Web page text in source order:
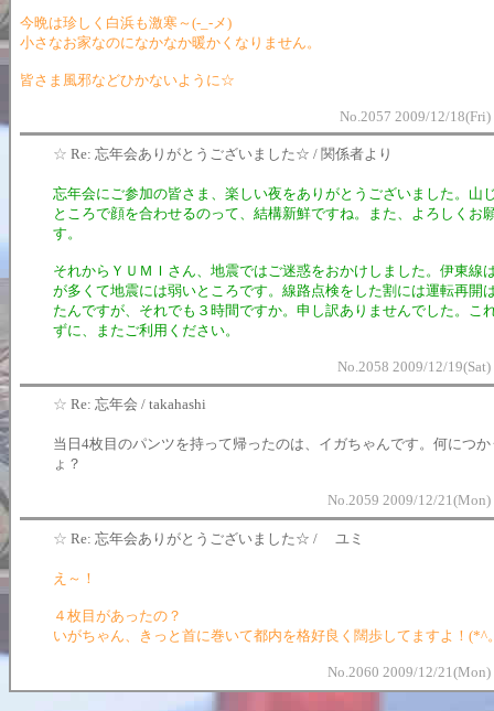
今晩は珍しく白浜も激寒～(-_-メ)
小さなお家なのになかなか暖かくなりません。
皆さま風邪などひかないように☆
No.2057 2009/12/
☆ Re: 忘年会ありがとうございました☆ / 関係者より
忘年会にご参加の皆さま、楽しい夜をありがとうございました。山
ところで顔を合わせるのって、結構新鮮ですね。また、よろしくお
す。
それからＹＵＭＩさん、地震ではご迷惑をおかけしました。伊東線
が多くて地震には弱いところです。線路点検をした割には運転再開
たんですが、それでも３時間ですか。申し訳ありませんでした。こ
ずに、またご利用ください。
No.2058 2009/12/
☆ Re: 忘年会 / takahashi
当日4枚目のパンツを持って帰ったのは、イガちゃんです。何につ
ょ？
No.2059 2009/12/
☆ Re: 忘年会ありがとうございました☆ / ユミ
え～！
４枚目があったの？
いがちゃん、きっと首に巻いて都内を格好良く闊歩してますよ！(*^
No.2060 2009/12/